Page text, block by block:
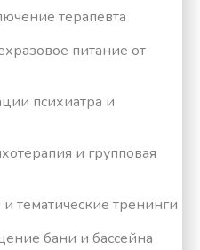
терапевта
питание от
психиатра и
и групповая
тематические тренинги
бани и бассейна